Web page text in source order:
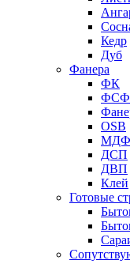
Кедр
Дуб
Фанера
ФК
ФСФ
OSB
МДФ
ДСП
ДВП
Клей
Готовые